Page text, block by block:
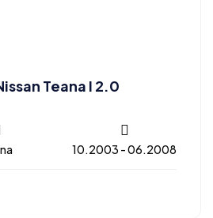
Teana I 2.0
10.2003 - 06.2008